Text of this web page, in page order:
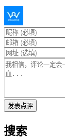
发表点评
搜索